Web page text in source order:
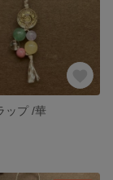
ップ /華